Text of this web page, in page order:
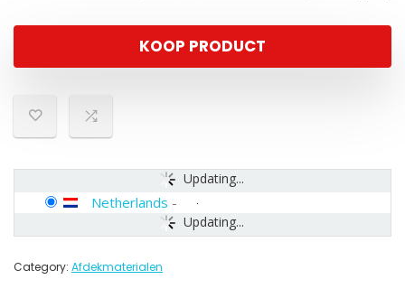
KOOP PRODUCT
Updating...
Updating...
Netherlands -
Category: Afdekmaterialen